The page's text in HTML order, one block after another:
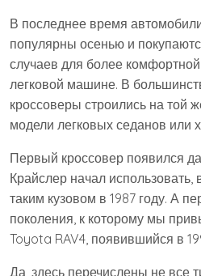
В последнее время
популярны осенью и
случаев для более
легковой машине. В
кроссоверы строились на той
модели легковых седанов или
Первый кроссовер появился
Крайслер начал
таким кузовом в 1987 году. А
поколения, к которому мы
Toyota RAV4, появившийся в
Да, здесь перечислены не все